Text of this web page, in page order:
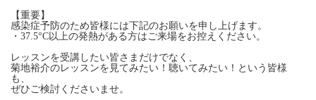
【重要】
感染症予防のため皆様には下記のお願いを申し上げます。
・37.5°C以上の発熱がある方はご来場をお控えください。
レッスンを受講したい皆さまだけでなく、
菊地裕介のレッスンを見てみたい！聴いてみたい！という皆様
も、
ぜひご検討くださいませ。